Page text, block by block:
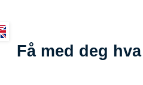
Få med deg